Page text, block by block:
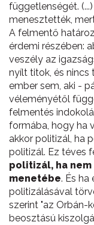
függetlenségét.
menesztették,
A felmentő
érdemi részében:
veszély az
nyílt titok, és nincs
ember sem, aki -
véleményétől
felmentés
formába, hogy ha
akkor politizál, ha
politizál. Ez téves
politizál, ha
menetébe. És
politizálásával
szerint "az Orbán-
beosztású